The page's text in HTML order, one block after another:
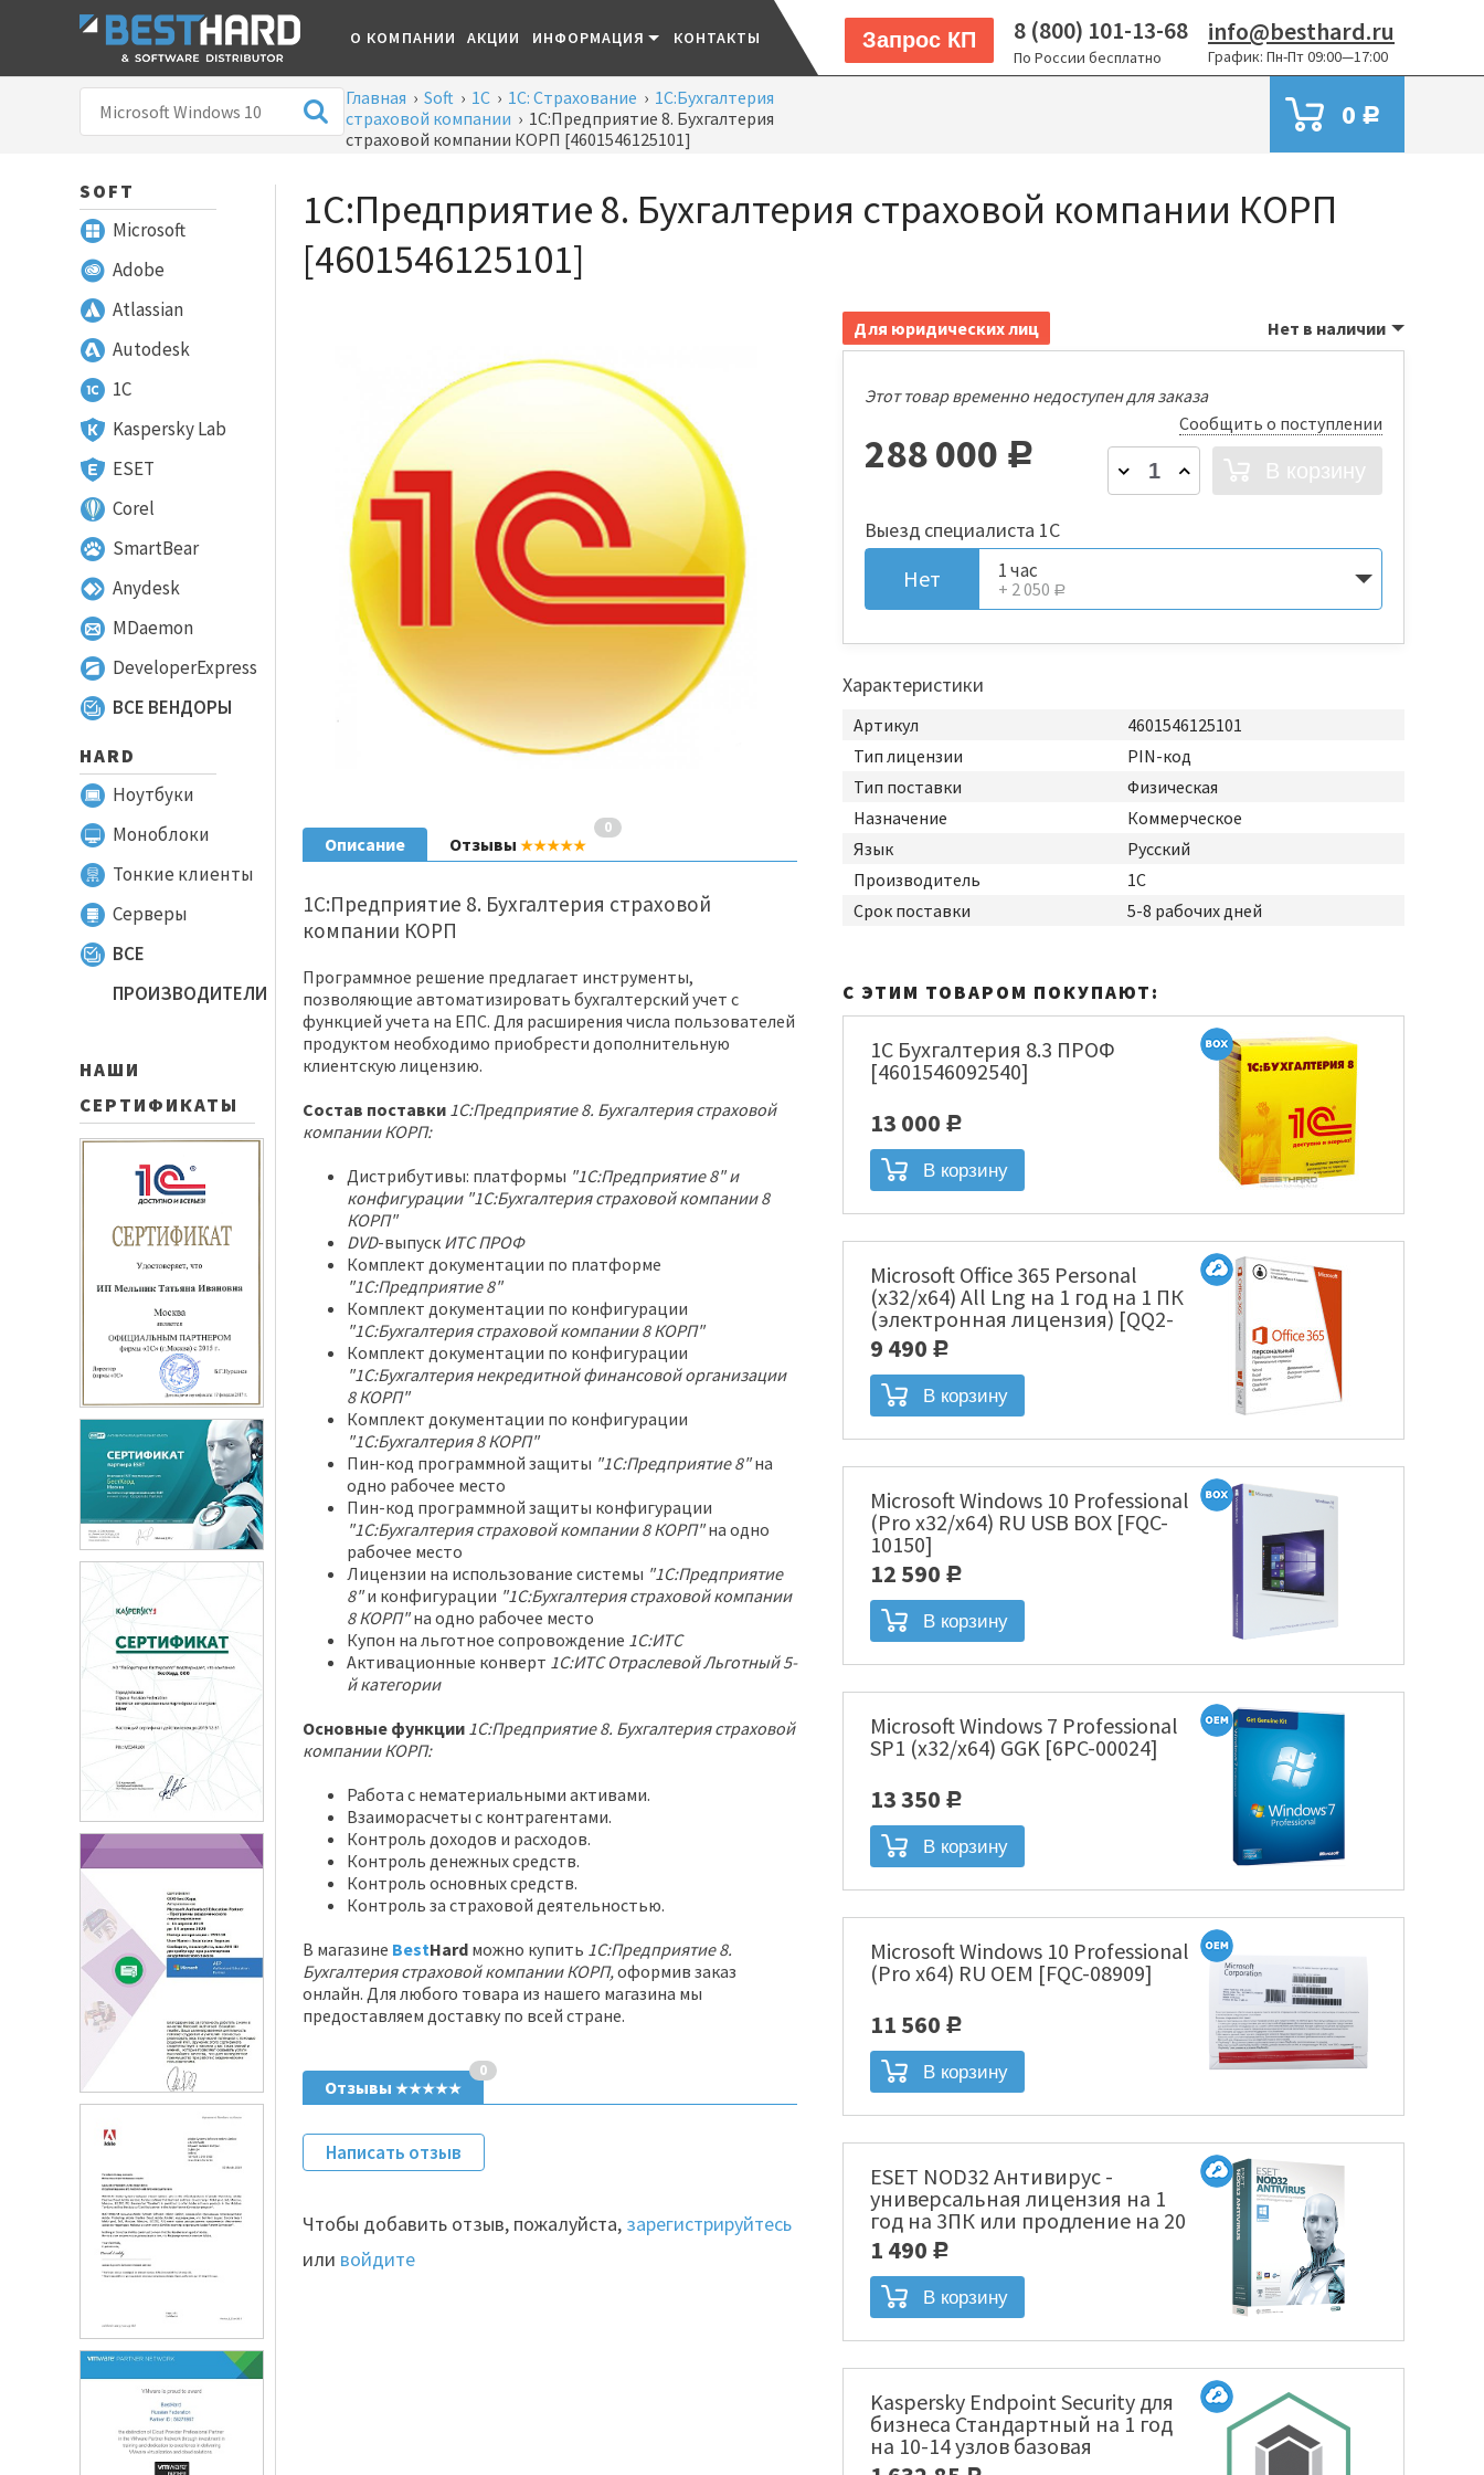
О КОМПАНИИ АКЦИИ ИНФОРМАЦИЯ КОНТАКТЫ Запрос КП 8 (800) 101-13-68
По России бесплатно
info@besthard.ru
График: Пн-Пт 09:00—17:00
Главная › Soft › 1С › 1C: Страхование › 1С:Бухгалтерия
страховой компании › 1С:Предприятие 8. Бухгалтерия
страховой компании КОРП [4601546125101]
0 Р
SOFT
Microsoft
Adobe
Atlassian
Autodesk
1С
Kaspersky Lab
ESET
Corel
SmartBear
Anydesk
MDaemon
DeveloperExpress
ВСЕ ВЕНДОРЫ
HARD
Ноутбуки
Моноблоки
Тонкие клиенты
Серверы
ВСЕ
ПРОИЗВОДИТЕЛИ
НАШИ
СЕРТИФИКАТЫ
1С:Предприятие 8. Бухгалтерия страховой компании КОРП
[4601546125101]
Для юридических лиц Нет в наличии
Этот товар временно недоступен для заказа
288 000 Р
Сообщить о поступлении
Выезд специалиста 1С
Нет 1 час
+ 2 050 Р
Характеристики
Артикул
4601546125101
Тип лицензии
PIN-код
Тип поставки
Физическая
Назначение
Коммерческое
Язык
Русский
Производитель
1С
Срок поставки
5-8 рабочих дней
С ЭТИМ ТОВАРОМ ПОКУПАЮТ:
1С Бухгалтерия 8.3 ПРОФ
[4601546092540]
13 000 Р
Microsoft Office 365 Personal
(x32/x64) All Lng на 1 год на 1 ПК
(электронная лицензия) [QQ2-
00004]
9 490 Р
Microsoft Windows 10 Professional
(Pro x32/x64) RU USB BOX [FQC-
10150]
12 590 Р
Microsoft Windows 7 Professional
SP1 (x32/x64) GGK [6PC-00024]
13 350 Р
Microsoft Windows 10 Professional
(Pro x64) RU OEM [FQC-08909]
11 560 Р
ESET NOD32 Антивирус -
универсальная лицензия на 1
год на 3ПК или продление на 20
месяцев Электронная лицензия
[NOD32-ENA-1220(EKEY)-1-1]
1 490 Р
Kaspersky Endpoint Security для
бизнеса Стандартный на 1 год
на 10-14 узлов базовая
лицензия [KL4863RAKFS]
Описание Отзывы ★★★★★
0
1С:Предприятие 8. Бухгалтерия страховой
компании КОРП
Программное решение предлагает инструменты,
позволяющие автоматизировать бухгалтерский учет с
функцией учета на ЕПС. Для расширения числа пользователей
продуктом необходимо приобрести дополнительную
клиентскую лицензию.
Состав поставки 1С:Предприятие 8. Бухгалтерия страховой
компании КОРП:
Дистрибутивы: платформы "1С:Предприятие 8" и
конфигурации "1С:Бухгалтерия страховой компании 8
КОРП"
DVD-выпуск ИТС ПРОФ
Комплект документации по платформе
"1С:Предприятие 8"
Комплект документации по конфигурации
"1С:Бухгалтерия страховой компании 8 КОРП"
Комплект документации по конфигурации
"1С:Бухгалтерия некредитной финансовой организации
8 КОРП"
Комплект документации по конфигурации
"1С:Бухгалтерия 8 КОРП"
Пин-код программной защиты "1С:Предприятие 8"на
одно рабочее место
Пин-код программной защиты конфигурации
"1С:Бухгалтерия страховой компании 8 КОРП"на одно
рабочее место
Лицензии на использование системы "1С:Предприятие
8"и конфигурации "1С:Бухгалтерия страховой компании
8 КОРП"на одно рабочее место
Купон на льготное сопровождение 1С:ИТС
Активационные конверт 1С:ИТС Отраслевой Льготный 5-
й категории
Основные функции 1С:Предприятие 8. Бухгалтерия страховой
компании КОРП:
Работа с нематериальными активами.
Взаиморасчеты с контрагентами.
Контроль доходов и расходов.
Контроль денежных средств.
Контроль основных средств.
Контроль за страховой деятельностью.
В магазине BestHard можно купить 1С:Предприятие 8.
Бухгалтерия страховой компании КОРП,оформив заказ
онлайн. Для любого товара из нашего магазина мы
предоставляем доставку по всей стране.
Отзывы ★★★★★
0
Написать отзыв
Чтобы добавить отзыв, пожалуйста, зарегистрируйтесь
или войдите